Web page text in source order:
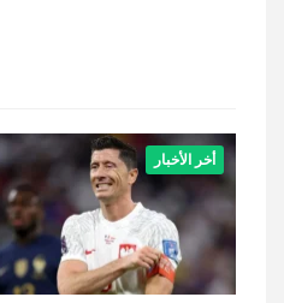
أخر الأخبار